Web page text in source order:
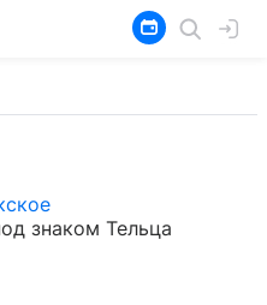
знаком Тельца